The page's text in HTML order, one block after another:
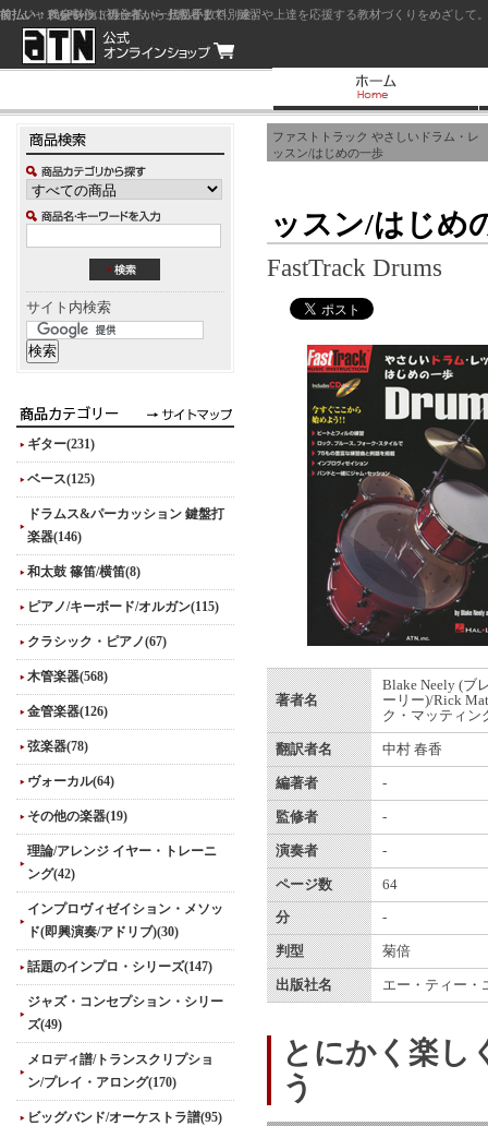
ジャズを中心に初心者から上級者まで、練習や上達を応援する教材づくりをめざし
サイト内検索
ギター(231)
ベース(125)
ドラムス&パーカッション 鍵盤打
楽器(146)
和太鼓 篠笛/横笛(8)
ピアノ/キーボード/オルガン(115)
クラシック・ピアノ(67)
木管楽器(568)
金管楽器(126)
弦楽器(78)
ヴォーカル(64)
その他の楽器(19)
理論/アレンジ イヤー・トレーニ
ング(42)
インプロヴィゼイション・メソッ
ド(即興演奏/アドリブ)(30)
話題のインプロ・シリーズ(147)
ジャズ・コンセプション・シリー
ズ(49)
メロディ譜/トランスクリプショ
ン/プレイ・アロング(170)
ビッグバンド/オーケストラ譜(95)
ファストトラック やさしいドラム・レ
ッスン/はじめの一歩
ッスン/はじめ
FastTrack Drums
著者名
Blake Neely (ブ
ーリー)/Rick
ク・マッティン
翻訳者名 中村 春香
編著者 -
監修者 -
演奏者 -
ページ数 64
分 -
判型 菊倍
出版社名 エー・ティー・
とにかく楽し
う
前払い：クレジットカード（一括払い）
後払い：代金引換（現金払い・代引手数料別途）
前払い：PayPay